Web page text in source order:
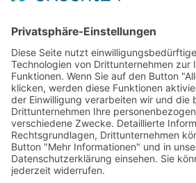
die sich umfassend um das
Kinder kümmern. Von
und Impfungen bis hin zur
Kinderkrankheiten stehen sie
Expertise zur Seite. Vertrauen
Branchenportal, um den besten
Bayerisch Gmainzu finden. Wir
detaillierte Informationen zu
Fachgebieten, Öffnungszeiten
Sorgen Sie für die Gesundheit